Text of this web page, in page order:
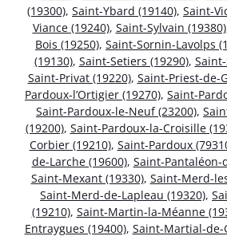
(19300), Saint-Ybard (19140), Saint-
Viance (19240), Saint-Sylvain (19380)
Bois (19250), Saint-Sornin-Lavolps
(19130), Saint-Setiers (19290),
Saint-Privat (19220), Saint-Priest-de-
Pardoux-l’Ortigier (19270), Saint-
Saint-Pardoux-le-Neuf (23200),
(19200), Saint-Pardoux-la-Croisille
Corbier (19210), Saint-Pardoux
de-Larche (19600), Saint-Pantaléon-
Saint-Mexant (19330), Saint-Merd-
Saint-Merd-de-Lapleau (19320),
(19210), Saint-Martin-la-Méanne
Entraygues (19400), Saint-Martial-de-